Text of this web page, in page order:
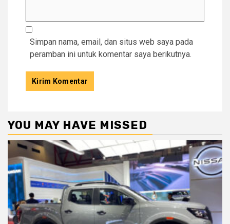
Simpan nama, email, dan situs web saya pada
peramban ini untuk komentar saya berikutnya.
YOU MAY HAVE MISSED